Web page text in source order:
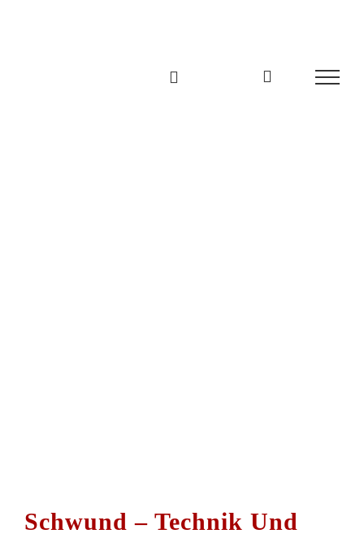
Schwund – Technik Und